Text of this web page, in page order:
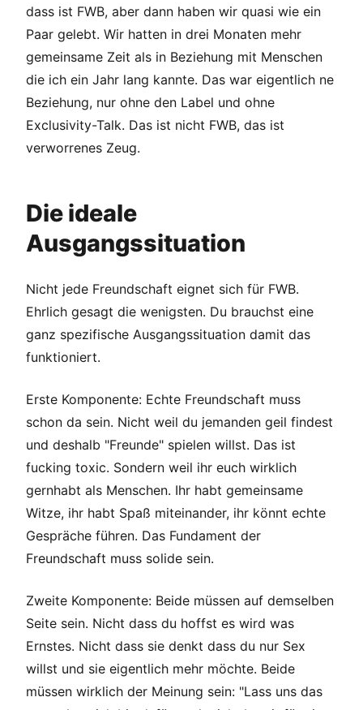
dass ist FWB, aber dann haben wir quasi wie ein
Paar gelebt. Wir hatten in drei Monaten mehr
gemeinsame Zeit als in Beziehung mit Menschen
die ich ein Jahr lang kannte. Das war eigentlich ne
Beziehung, nur ohne den Label und ohne
Exclusivity-Talk. Das ist nicht FWB, das ist
verworrenes Zeug.
Die ideale
Ausgangssituation
Nicht jede Freundschaft eignet sich für FWB.
Ehrlich gesagt die wenigsten. Du brauchst eine
ganz spezifische Ausgangssituation damit das
funktioniert.
Erste Komponente: Echte Freundschaft muss
schon da sein. Nicht weil du jemanden geil findest
und deshalb "Freunde" spielen willst. Das ist
fucking toxic. Sondern weil ihr euch wirklich
gernhabt als Menschen. Ihr habt gemeinsame
Witze, ihr habt Spaß miteinander, ihr könnt echte
Gespräche führen. Das Fundament der
Freundschaft muss solide sein.
Zweite Komponente: Beide müssen auf demselben
Seite sein. Nicht dass du hoffst es wird was
Ernstes. Nicht dass sie denkt dass du nur Sex
willst und sie eigentlich mehr möchte. Beide
müssen wirklich der Meinung sein: "Lass uns das